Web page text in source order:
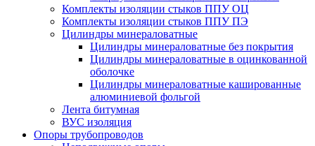
Комплекты изоляции стыков ППУ ОЦ
Комплекты изоляции стыков ППУ ПЭ
Цилиндры минераловатные
Цилиндры минераловатные без покрытия
Цилиндры минераловатные в оцинкованной
оболочке
Цилиндры минераловатные кашированные
алюминиевой фольгой
Лента битумная
ВУС изоляция
Опоры трубопроводов